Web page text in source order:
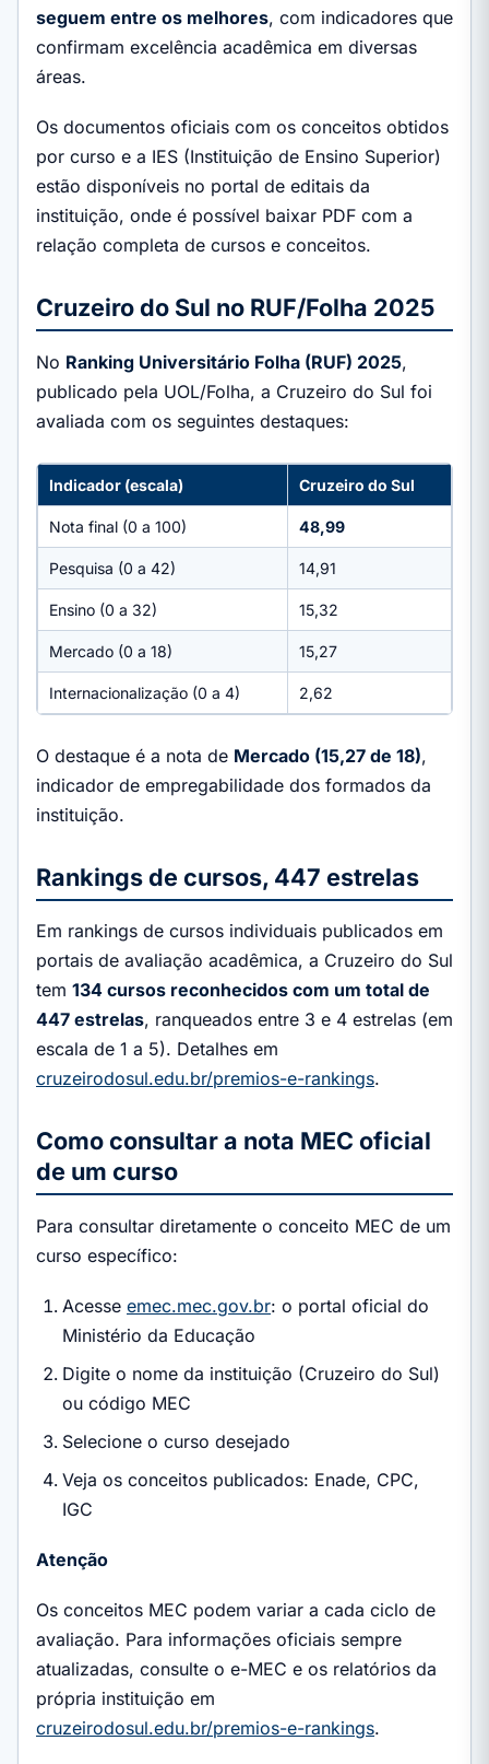
seguem entre os melhores, com indicadores que
confirmam excelência acadêmica em diversas
áreas.
Os documentos oficiais com os conceitos obtidos
por curso e a IES (Instituição de Ensino Superior)
estão disponíveis no portal de editais da
instituição, onde é possível baixar PDF com a
relação completa de cursos e conceitos.
Cruzeiro do Sul no RUF/Folha 2025
No Ranking Universitário Folha (RUF) 2025,
publicado pela UOL/Folha, a Cruzeiro do Sul foi
avaliada com os seguintes destaques:
Indicador (escala) Cruzeiro do Sul
Nota final (0 a 100) 48,99
Pesquisa (0 a 42) 14,91
Ensino (0 a 32) 15,32
Mercado (0 a 18) 15,27
Internacionalização (0 a 4) 2,62
O destaque é a nota de Mercado (15,27 de 18),
indicador de empregabilidade dos formados da
instituição.
Rankings de cursos, 447 estrelas
Em rankings de cursos individuais publicados em
portais de avaliação acadêmica, a Cruzeiro do Sul
tem 134 cursos reconhecidos com um total de
447 estrelas, ranqueados entre 3 e 4 estrelas (em
escala de 1 a 5). Detalhes em
cruzeirodosul.edu.br/premios-e-rankings.
Como consultar a nota MEC oficial
de um curso
Para consultar diretamente o conceito MEC de um
curso específico:
Acesse emec.mec.gov.br: o portal oficial do
Ministério da Educação
Digite o nome da instituição (Cruzeiro do Sul)
ou código MEC
Selecione o curso desejado
Veja os conceitos publicados: Enade, CPC,
IGC
Atenção
Os conceitos MEC podem variar a cada ciclo de
avaliação. Para informações oficiais sempre
atualizadas, consulte o e-MEC e os relatórios da
própria instituição em
cruzeirodosul.edu.br/premios-e-rankings.